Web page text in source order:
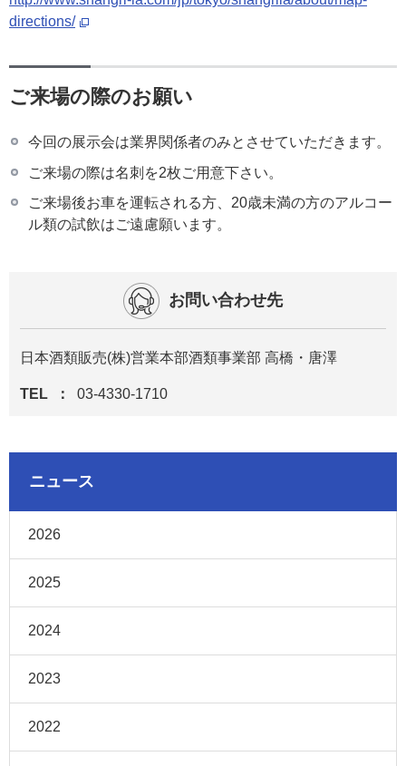
directions/
ご来場の際のお願い
今回の展示会は業界関係者のみとさせていただきます。
ご来場の際は名刺を2枚ご用意下さい。
ご来場後お車を運転される方、20歳未満の方のアルコー
ル類の試飲はご遠慮願います。
お問い合わせ先
日本酒類販売(株)営業本部酒類事業部 高橋・唐澤
TEL 03-4330-1710
ニュース
2026
2025
2024
2023
2022